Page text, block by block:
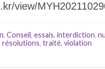
view/
, Conseil, essais, interdiction,
résolutions, traité, violation